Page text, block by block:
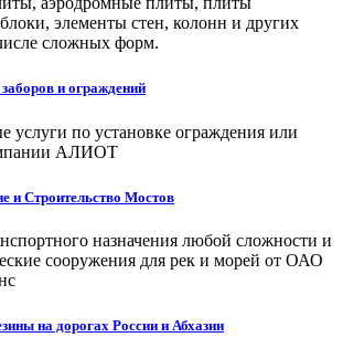
элементы стен, колонн и других
сложных форм.
и ограждений
услуги по установке ограждения или
АЛИОТ
и Строительство Мостов
назначения любой сложности и
сооружения для рек и морей от ОАО
на дорогах России и Абхазии